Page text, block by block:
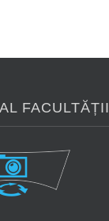
FACULTĂȚII